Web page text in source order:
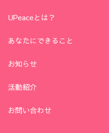
UPeaceとは？
あなたにできること
お知らせ
活動紹介
お問い合わせ